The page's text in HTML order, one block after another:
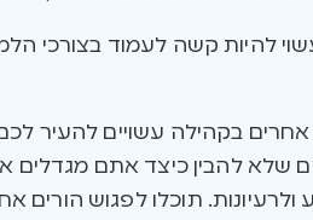
להיות קשה לעמוד בצורכי
בקהילה עשויים להעיר לכם
שלא להבין כיצד אתם
ולרעיונות. תוכלו לפגוש